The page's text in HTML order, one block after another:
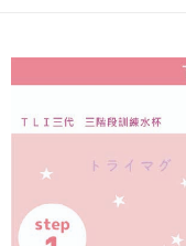
結帳頁面，進行簡訊認證
２．訂單成立數日內，您
３．收到繳費通知簡訊後
ATM／網路銀行／等多元
※ 請注意：結帳手續完成
購買商品的店家。未經商
後付繳納相關費用。
※ 交易是否成功請以「
是否繳費成功／繳費後需
客戶支援中心」
https://
付款後全家取貨
每筆NT$60，滿
7-11取貨付款
每筆NT$60，滿
付款後7-11取貨
每筆NT$60，滿